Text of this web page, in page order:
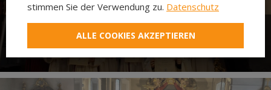
Ministrieren
stimmen Sie der Verwendung zu. Datenschutz
ALLE COOKIES AKZEPTIEREN